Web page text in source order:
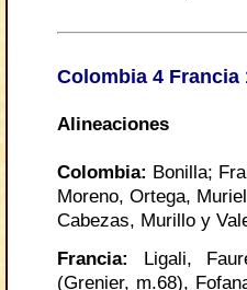
Colombia 4 Francia
Alineaciones
Colombia: Bonilla;
Moreno, Ortega,
Cabezas, Murillo y
Francia:
Ligali,
(Grenier, m.68),